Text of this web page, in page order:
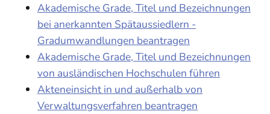
Akademische Grade, Titel und Bezeichnungen
bei anerkannten Spätaussiedlern -
Gradumwandlungen beantragen
Akademische Grade, Titel und Bezeichnungen
von ausländischen Hochschulen führen
Akteneinsicht in und außerhalb von
Verwaltungsverfahren beantragen